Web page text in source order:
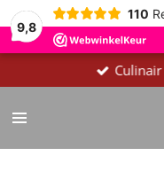
9,8
110